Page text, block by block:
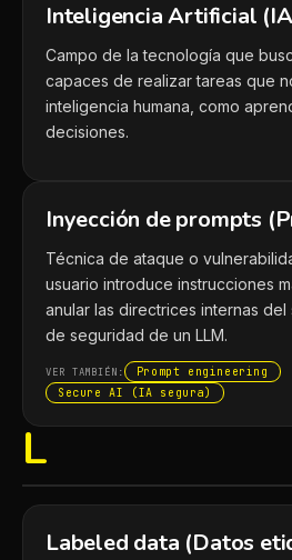
Inteligencia Artificial
Campo de la tecnología que
capaces de realizar tareas que
inteligencia humana, como
decisiones.
Inyección de prompts
Técnica de ataque o
usuario introduce instrucciones
anular las directrices internas del
de seguridad de un LLM.
VER TAMBIÉN:
Prompt engineering
Secure AI (IA segura)
L
Labeled data (Datos